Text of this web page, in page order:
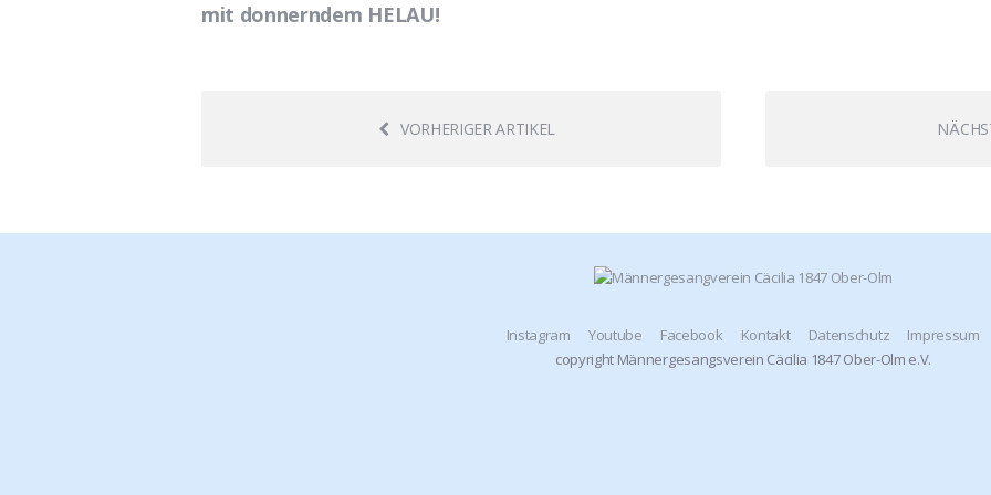
mit donnerndem HELAU!
VORHERIGER ARTIKEL
Instagram Youtube Facebook Kontakt Datenschutz
Impressum
copyright Männergesangsverein Cäcilia 1847 Ober-Olm e.V.